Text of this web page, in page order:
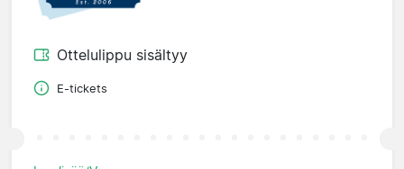
Ottelulippu sisältyy
E-tickets